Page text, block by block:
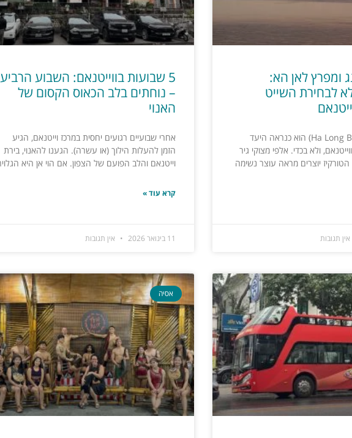
ומפרץ לאן הא:
לבחירת השייט
מפרץ האלונג (Ha Long Bay) הוא כנראה היעד
ולא בכדי. אלפי מצוקי גיר
יוצרים מראה עוצר נשימה
אין תגובות
5 שבועות בווייטנאם: השבוע
– נוחתים בלב הכאוס הקסום של
האנוי
אחרי שבועיים רגועים יחסית במרכז וייטנאם, הגיע
הזמן להעלות הילוך (או עשרה). הגענו להאנוי, בירת
וייטנאם והלב הפועם של הצפון. אם הוי אן היא
קרא עוד »
11 בינואר 2026 אין תגובות
אסיה